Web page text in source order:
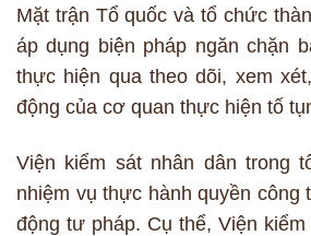
Mặt trận Tổ quốc và tổ chức
áp dụng biện pháp ngăn chặn
thực hiện qua theo dõi, xem
động của cơ quan thực hiện tố
Viện kiểm sát nhân dân trong
nhiệm vụ thực hành quyền công
động tư pháp. Cụ thể, Viện